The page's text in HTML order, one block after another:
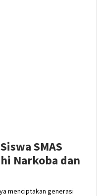
SMAS
Narkoba dan
menciptakan generasi